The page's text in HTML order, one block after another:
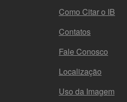
MENU DO RODAPÉ
Como Citar o IB
Contatos
Fale Conosco
Localização
Uso da Imagem